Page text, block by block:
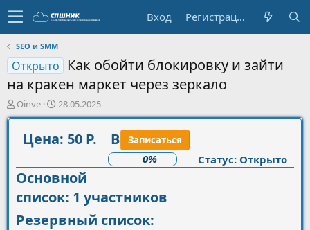
Вход Регистрация
SEO и SMM
Открыто
Как обойти блокировку и зайти
на кракен маркет через зеркало
А
в
т
е
ы
Oinve
Д
а
а
а
ч
л
а
28.05.2025
Цена: 50 Р. Взнос: 54 Р.
Записаться
Статус: Открыто
0%
Основной
список: 1 участников
Резервный список: